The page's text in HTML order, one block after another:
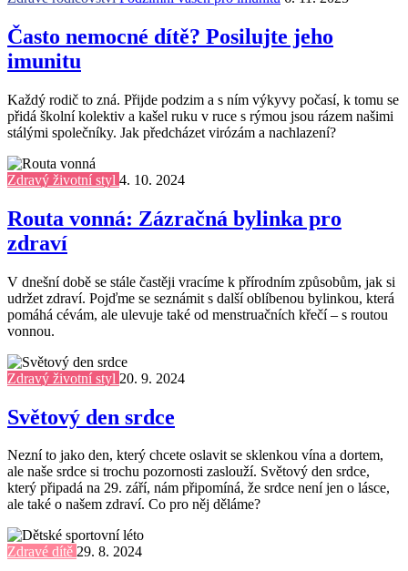
Často nemocné dítě? Posilujte jeho
imunitu
Každý rodič to zná. Přijde podzim a s ním výkyvy počasí, k tomu se
přidá školní kolektiv a kašel ruku v ruce s rýmou jsou rázem našimi
stálými společníky. Jak předcházet virózám a nachlazení?
Zdravý životní styl 4. 10. 2024
Routa vonná: Zázračná bylinka pro
zdraví
V dnešní době se stále častěji vracíme k přírodním způsobům, jak si
udržet zdraví. Pojďme se seznámit s další oblíbenou bylinkou, která
pomáhá cévám, ale ulevuje také od menstruačních křečí – s routou
vonnou.
Zdravý životní styl 20. 9. 2024
Světový den srdce
Nezní to jako den, který chcete oslavit se sklenkou vína a dortem,
ale naše srdce si trochu pozornosti zaslouží. Světový den srdce,
který připadá na 29. září, nám připomíná, že srdce není jen o lásce,
ale také o našem zdraví. Co pro něj děláme?
Zdravé dítě 29. 8. 2024